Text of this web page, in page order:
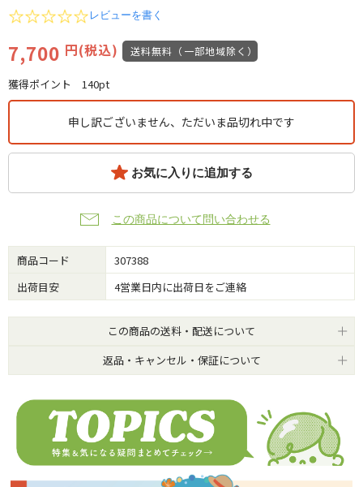
0.0
rating
レビューを書く
7,700 円(税込) 送料無料（一部地域除く）
獲得ポイント 140pt
申し訳ございません、ただいま品切れ中です
お気に入りに追加する
この商品について問い合わせる
商品コード
307388
出荷目安
4営業日内に出荷日をご連絡
この商品の送料・配送について
返品・キャンセル・保証について